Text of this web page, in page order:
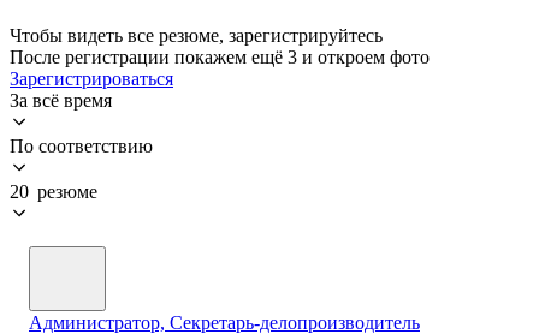
Чтобы видеть все резюме, зарегистрируйтесь
После регистрации покажем ещё 3 и откроем фото
Зарегистрироваться
За всё время
По соответствию
20 резюме
Администратор, Секретарь-делопроизводитель